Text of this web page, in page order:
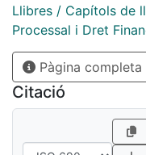
objective of
mutual collaboration
taxpayers, away
of the Act is a direct
which certainly
taxpayers tax
punitive measures
committed.
Llibres / Capítols de
Processal i Dret
Pàgina
Citació